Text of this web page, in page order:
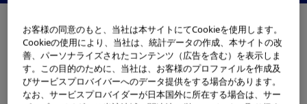
お客様の同意のもと、当社は本サイトにてCookieを使用します。
Cookieの使用により、当社は、統計データの作成、本サイトの改
善、パーソナライズされたコンテンツ（広告を含む）を表示しま
す。この目的のために、当社は、お客様のプロファイルを作成及
びサービスプロバイバーへのデータ提供をする場合があります。
なお、サービスプロバイダーが日本国外に所在する場合は、サー